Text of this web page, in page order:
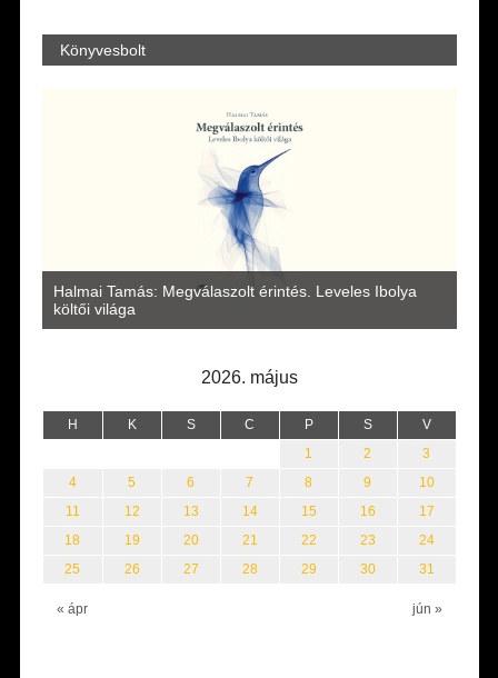
Könyvesbolt
Halmai Tamás: Megválaszolt érintés. Leveles Ibolya
költői világa
2026. május
H K S C P S V
« ápr jún »
1 2
3
4
5 6 7 8 9
10
11
12 13 14 15 16
17
18
19 20 21 22 23
24
25
26 27 28 29 30 31